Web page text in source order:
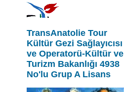
TransAnatolie Tour
Kültür Gezi Sağlayıcısı
ve Operatorü-Kültür ve
Turizm Bakanlığı 4938
No'lu Grup A Lisans